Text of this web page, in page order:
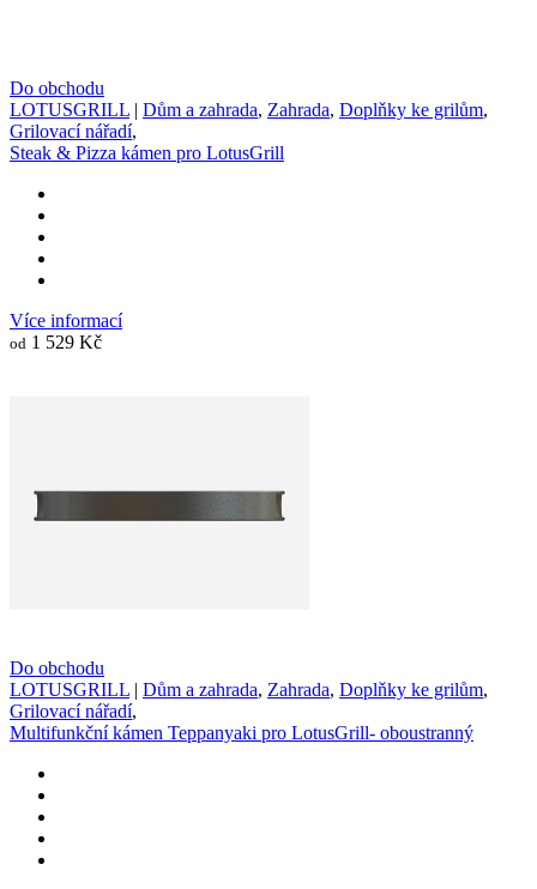
Do obchodu
LOTUSGRILL | Dům a zahrada, Zahrada, Doplňky ke grilům,
Grilovací nářadí,
Steak & Pizza kámen pro LotusGrill
Více informací
od 1 529 Kč
Do obchodu
LOTUSGRILL | Dům a zahrada, Zahrada, Doplňky ke grilům,
Grilovací nářadí,
Multifunkční kámen Teppanyaki pro LotusGrill- oboustranný